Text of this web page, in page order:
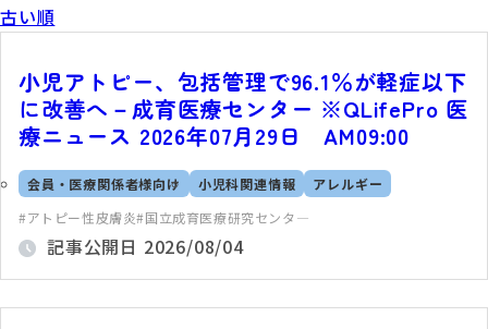
古い順
小児アトピー、包括管理で96.1％が軽症以下
に改善へ－成育医療センター ※QLifePro 医
療ニュース 2026年07月29日 AM09:00
会員・医療関係者様向け 小児科関連情報
アレルギー
アトピー性皮膚炎 国立成育医療研究センタ―
記事公開日 2026/08/04